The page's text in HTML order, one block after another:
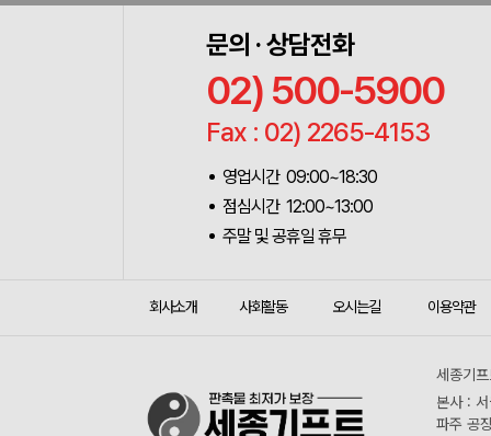
문의 · 상담전화
02) 500-5900
Fax : 02) 2265-4153
영업시간 09:00~18:30
점심시간 12:00~13:00
주말 및 공휴일 휴무
회사소개 사회활동 오시는길 이용약관
세종기
본사 :
파주 공